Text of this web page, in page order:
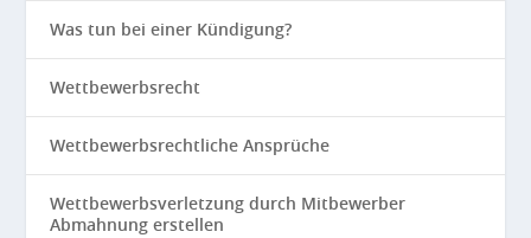
Was tun bei einer Kündigung?
Wettbewerbsrecht
Wettbewerbsrechtliche Ansprüche
Wettbewerbsverletzung durch Mitbewerber
Abmahnung erstellen